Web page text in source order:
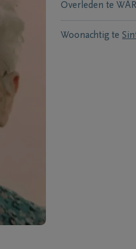
Overleden te
Woonachtig te